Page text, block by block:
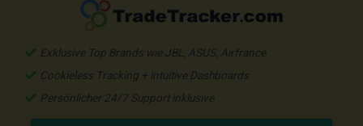
Exklusive Top Brands wie JBL, ASUS, Airfrance
Cookieless Tracking + intuitive Dashboards
Persönlicher 24/7 Support inklusive